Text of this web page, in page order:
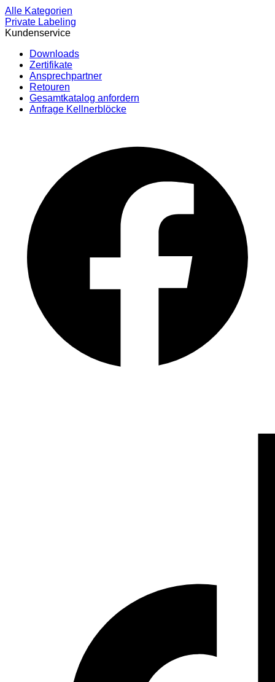
Alle Kategorien
Private Labeling
Kundenservice
Downloads
Zertifikate
Ansprechpartner
Retouren
Gesamtkatalog anfordern
Anfrage Kellnerblöcke